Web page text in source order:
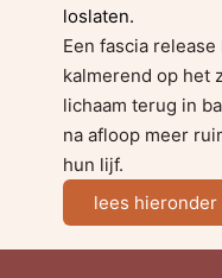
loslaten.
Een fascia
kalmerend op het
lichaam terug in
na afloop meer
hun lijf.
lees hieronder